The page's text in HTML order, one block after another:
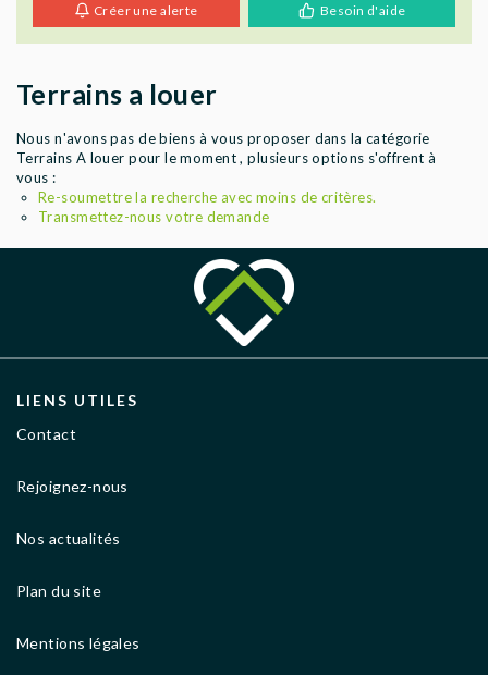
LOUER
BIENS VENDUS
ESTIMER
AGENCES
Créer une alerte Besoin d'aide
Terrains a louer
Nous n'avons pas de biens à vous proposer dans la catégorie
Terrains A louer pour le moment , plusieurs options s'offrent à
vous :
Re-soumettre la recherche avec moins de critères.
Transmettez-nous votre demande
LIENS UTILES
Contact
Rejoignez-nous
Nos actualités
Plan du site
Mentions légales